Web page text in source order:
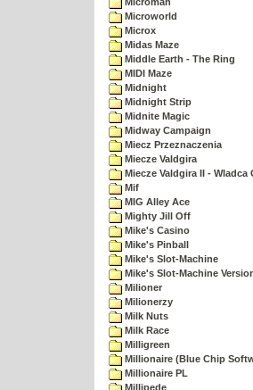
Microworld
Microx
Midas Maze
Middle Earth - The Ring
MIDI Maze
Midnight
Midnight Strip
Midnite Magic
Midway Campaign
Miecz Przeznaczenia
Miecze Valdgira
Miecze Valdgira II - Wladca
Mif
MIG Alley Ace
Mighty Jill Off
Mike's Casino
Mike's Pinball
Mike's Slot-Machine
Mike's Slot-Machine
Milioner
Milionerzy
Milk Nuts
Milk Race
Milligreen
Millionaire (Blue Chip
Millionaire PL
Millipede